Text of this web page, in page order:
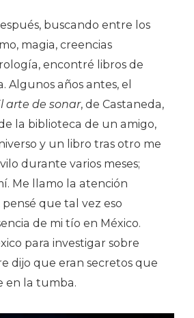
buscando entre los
magia, creencias
encontré libros de
Algunos años antes, el
arte de sonar, de Castaneda,
la biblioteca de un amigo,
y un libro tras otro me
durante varios meses;
Me llamo la atención
que tal vez eso
de mi tío en México.
para investigar sobre
dijo que eran secretos que
en la tumba.